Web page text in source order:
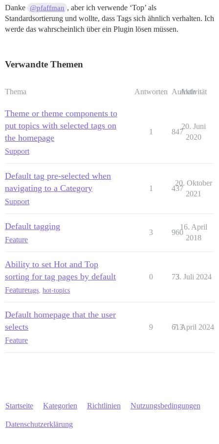
Danke @pfaffman , aber ich verwende ‘Top’ als
Standardsortierung und wollte, dass Tags sich ähnlich verhalten. Ich
werde das wahrscheinlich über ein Plugin lösen müssen.
Verwandte Themen
Thema Antworten Aufrufe
Aktivität
Theme or theme components to
put topics with selected tags on
the homepage
Support
1 847
20. Juni
2020
Default tag pre-selected when
navigating to a Category
Support
1 437
20. Oktober
2021
Default tagging
Feature
3 960
16. April
2018
Ability to set Hot and Top
sorting for tag pages by default
Featuretags hot-topics
0 733. Juli 2024
Default homepage that the user
selects
Feature
9 613
7. April 2024
Startseite Kategorien Richtlinien Nutzungsbedingungen
Datenschutzerklärung